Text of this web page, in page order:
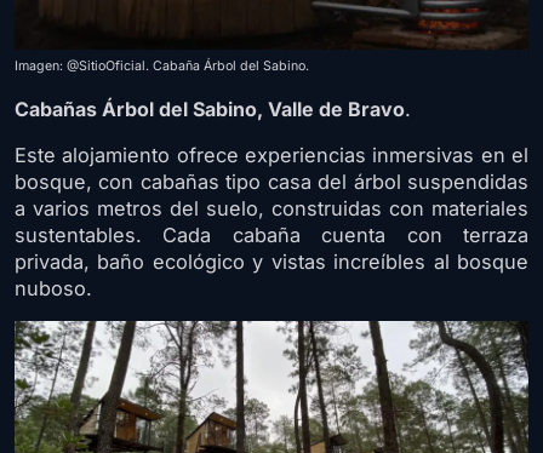
Imagen: @SitioOficial. Cabaña Árbol del Sabino.
Cabañas Árbol del Sabino, Valle de Bravo.
Este alojamiento ofrece experiencias inmersivas en el
bosque, con cabañas tipo casa del árbol suspendidas
a varios metros del suelo, construidas con materiales
sustentables. Cada cabaña cuenta con terraza
privada, baño ecológico y vistas increíbles al bosque
nuboso.